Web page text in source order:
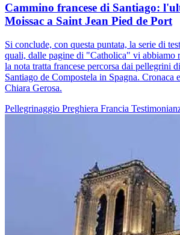
Cammino francese di Santiago:
Moissac a Saint Jean Pied de Port
Si conclude, con questa puntata, la serie di
quali, dalle pagine di "Catholica" vi abbiamo
la nota tratta francese percorsa dai pellegrini
Santiago de Compostela in Spagna. Cronaca
Chiara Gerosa.
Pellegrinaggio Preghiera Francia